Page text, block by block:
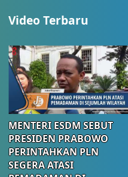
Video Terbaru
MENTERI ESDM SEBUT
PRESIDEN PRABOWO
PERINTAHKAN PLN
SEGERA ATASI